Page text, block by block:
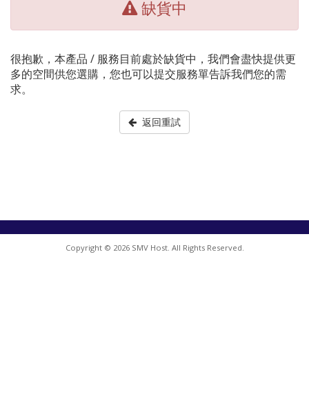
缺貨中
很抱歉，本產品 / 服務目前處於缺貨中，我們會盡快提供更
多的空間供您選購，您也可以提交服務單告訴我們您的需
求。
返回重試
Copyright © 2026 SMV Host. All Rights Reserved.